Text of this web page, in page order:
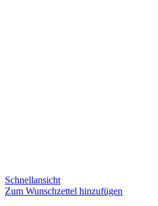
Schnellansicht
Zum Wunschzettel hinzufügen